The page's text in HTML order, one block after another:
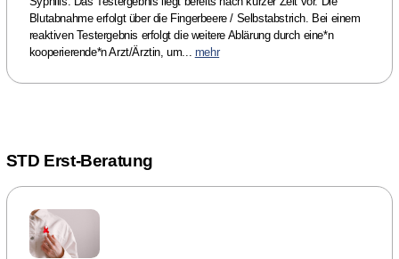
Blutabnahme erfolgt über die Fingerbeere / Selbstabstrich. Bei einem
reaktiven Testergebnis erfolgt die weitere Ablärung durch eine*n
kooperierende*n Arzt/Ärztin, um... mehr
STD Erst-Beratung